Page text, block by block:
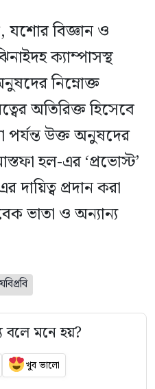
বিজ্ঞান ও
ক্যাম্পাসস্থ
নিম্নোক্ত
অতিরিক্ত হিসেবে
পর্যন্ত উক্ত অনুষদের
হল-এর ‘প্রভোস্ট’
দায়িত্ব প্রদান করা
ভাতা ও অন্যান্য
যবিপ্রবি
বলে মনে হয়?
খুব ভালো